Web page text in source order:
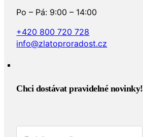
Po – Pá: 9:00 – 14:00
+420 800 720 728
info@zlatoproradost.cz
Chci dostávat pravidelné novinky!​